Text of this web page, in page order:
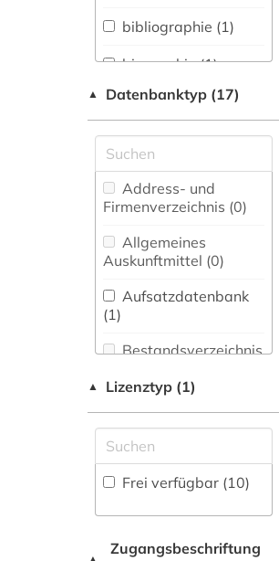
Anglistik.
Amerikanistik (7)
Vermessungswesen (0)
Biologie,
Biotechnologie (0)
Buch- und
Bibliothekswesen,
Informationswissenschaft
(0)
Pharmazie (0)
Elektrotechnik,
Elektronik,
Nachrichtentechnik (0)
Energietechnik (0)
Ethnologie (1)
bibliographie (1)
biographie (1)
brief (1)
dialekt (1)
elektronisches
publizieren (1)
fachgeschichte (1)
galloromanistik (11)
germanistik (1)
geschichte (1)
geschichte der
philologie (1)
geschichte der
romanistik (1)
▲ Datenbanktyp (17)
Address- und
Firmenverzeichnis (0)
Allgemeines
Auskunftmittel (0)
Aufsatzdatenbank
(1)
Bestandsverzeichnis
Buchhandelsverzeichnis
▲ Lizenztyp (1)
Frei verfügbar (10)
Zugangsbeschriftung